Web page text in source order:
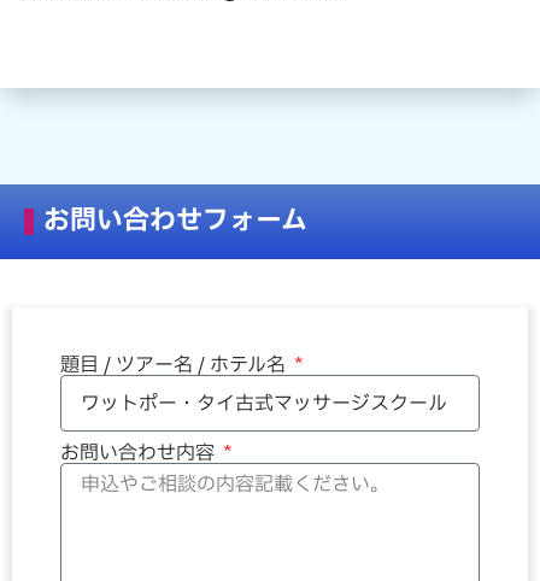
お問い合わせフォーム
題目 / ツアー名 / ホテル名
お問い合わせ内容